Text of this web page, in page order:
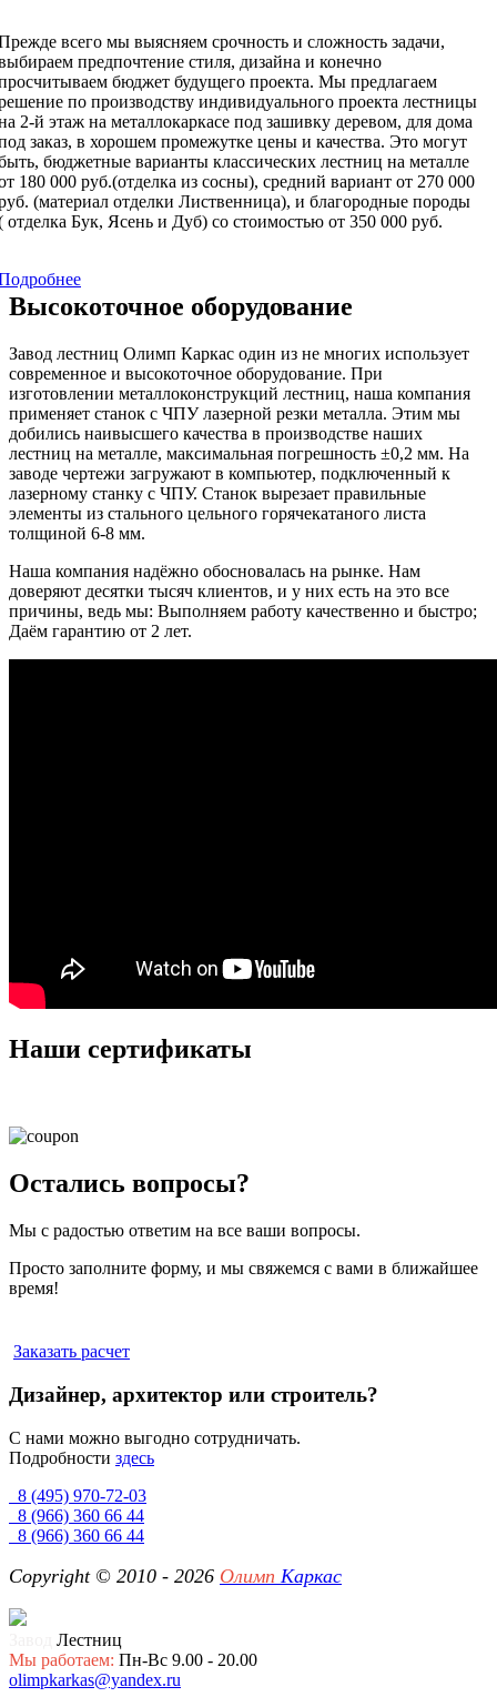
всего мы выясняем срочность и сложность задачи,
предпочтение стиля, дизайна и конечно
бюджет будущего проекта. Мы предлагаем
по производству индивидуального проекта лестницы
2-й этаж на металлокаркасе под зашивку деревом, для дома
заказ, в хорошем промежутке цены и качества. Это могут
бюджетные варианты классических лестниц на металле
180 000 руб.(отделка из сосны), средний вариант от 270 000
(материал отделки Лиственница), и благородные породы
отделка Бук, Ясень и Дуб) со стоимостью от 350 000 руб.
Высокоточное оборудование
Завод лестниц Олимп Каркас один из не многих использует
современное и высокоточное оборудование. При
изготовлении металлоконструкций лестниц, наша компания
применяет станок с ЧПУ лазерной резки металла. Этим мы
добились наивысшего качества в производстве наших
лестниц на металле, максимальная погрешность ±0,2 мм. На
заводе чертежи загружают в компьютер, подключенный к
лазерному станку с ЧПУ. Станок вырезает правильные
элементы из стального цельного горячекатаного листа
толщиной 6-8 мм.
Наша компания надёжно обосновалась на рынке. Нам
доверяют десятки тысяч клиентов, и у них есть на это все
причины, ведь мы: Выполняем работу качественно и быстро;
Даём гарантию от 2 лет.
Наши сертификаты
Остались вопросы?
Мы с радостью ответим на все ваши вопросы.
Просто заполните форму, и мы свяжемся с вами в ближайшее
время!
Заказать расчет
Дизайнер, архитектор или строитель?
С нами можно выгодно сотрудничать.
Подробности здесь
8 (495) 970-72-03
8 (966) 360 66 44
8 (966) 360 66 44
Copyright © 2010 - 2026 Олимп Каркас
Лестниц
Мы работаем: Пн-Вс 9.00 - 20.00
olimpkarkas@yandex.ru